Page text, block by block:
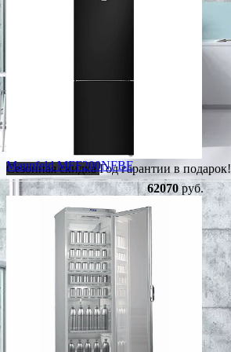
Сезонная скидкаГод гарантии в подарок!
Maunfeld MFF200NFBE
62070руб.